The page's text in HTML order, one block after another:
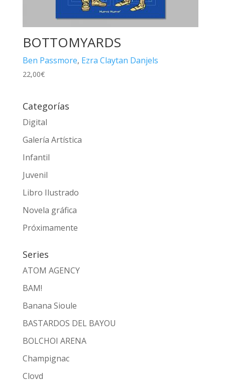
BOTTOMYARDS
Ben Passmore, Ezra Claytan Danjels
22,00€
Categorías
Digital
Galería Artística
Infantil
Juvenil
Libro Ilustrado
Novela gráfica
Próximamente
Series
ATOM AGENCY
BAM!
Banana Sioule
BASTARDOS DEL BAYOU
BOLCHOI ARENA
Champignac
Clovd